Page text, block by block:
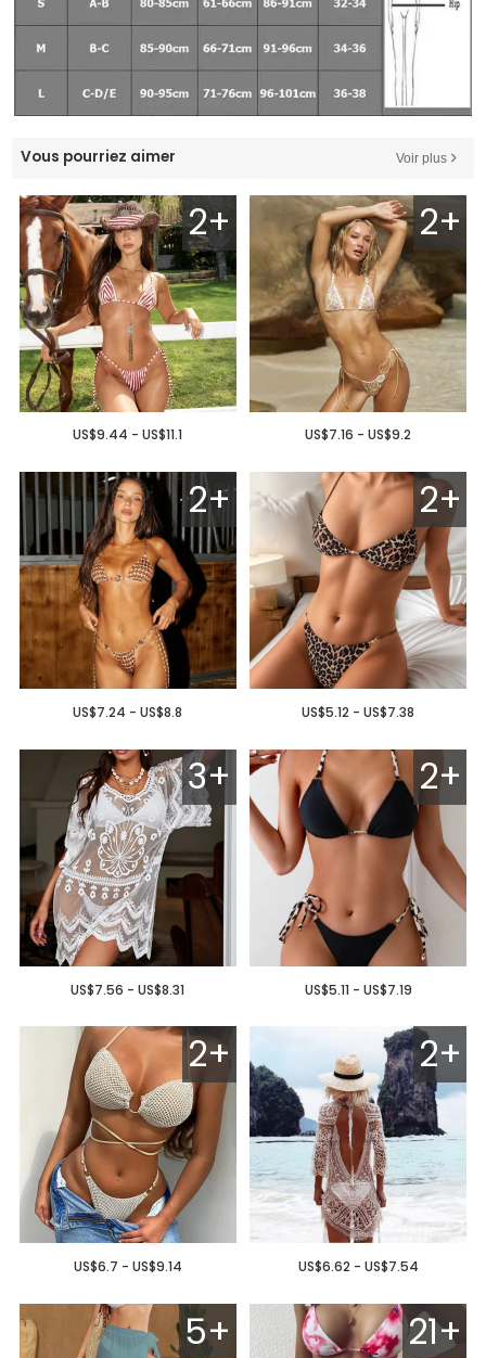
Vous pourriez aimer Voir plus
2+
US$9.44 - US$11.1
2+
US$7.16 - US$9.2
2+
US$7.24 - US$8.8
2+
US$5.12 - US$7.38
3+
US$7.56 - US$8.31
2+
US$5.11 - US$7.19
2+
US$6.7 - US$9.14
2+
US$6.62 - US$7.54
5+ 21+